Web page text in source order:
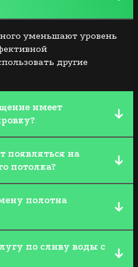
уменьшают уровень
другие
имеет
полотно под
появляться на
потолка?
и его
пользователь заметит
он сможет убрать их
полотна
по сливу воды с